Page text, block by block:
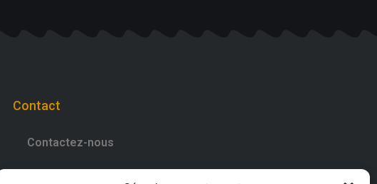
Contact
Contactez-nous